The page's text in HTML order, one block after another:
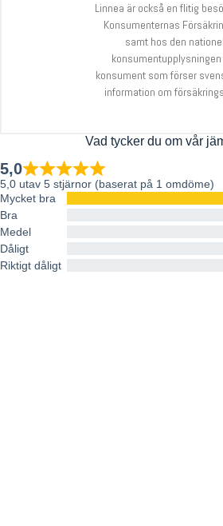
Linnea är också en flitig
Konsumenternas
samt hos den
konsumentupplysningen
konsument som förser
information om
Vad tycker du om vår
5,0
5,0 utav 5 stjärnor (baserat på 1 omdöme)
Mycket bra
Bra
Medel
Dåligt
Riktigt dåligt